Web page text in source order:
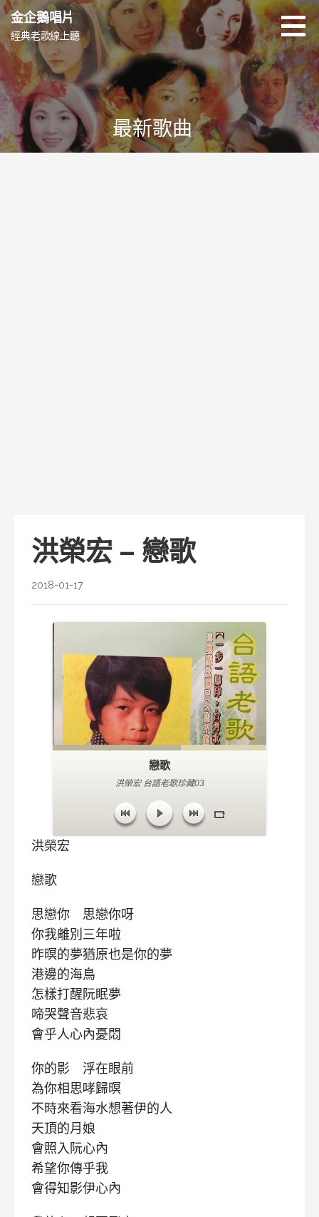
跳
至
主
內
容
金企鵝唱片
經典老歌線上聽
最新歌曲
洪榮宏 – 戀歌
2018-01-17
戀歌
洪榮宏 台語老歌珍藏03
洪榮宏
戀歌
思戀你 思戀你呀
你我離別三年啦
昨暝的夢猶原也是你的夢
港邊的海鳥
怎樣打醒阮眠夢
啼哭聲音悲哀
會乎人心內憂悶
你的影 浮在眼前
為你相思哮歸暝
不時來看海水想著伊的人
天頂的月娘
會照入阮心內
希望你傳乎我
會得知影伊心內